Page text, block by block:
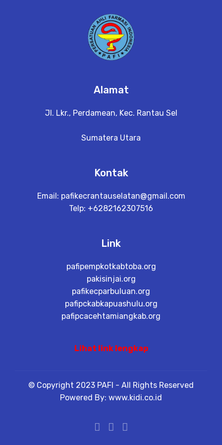
Alamat
Jl. Lkr., Perdamean, Kec. Rantau Sel
Sumatera Utara
Kontak
Email: pafikecrantauselatan@gmail.com
Telp: +6282162307516
Link
pafipempkotkabtoba.org
pakisinjai.org
pafikecparbuluan.org
pafipckabkapuashulu.org
pafipcacehtamiangkab.org
Lihat link lengkap
© Copyright 2023 PAFI - All Rights Reserved
Powered By: www.kidi.co.id